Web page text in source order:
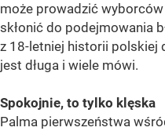
może prowadzić
skłonić do podejmowania
z 18-letniej historii polskiej
jest długa i wiele mówi.
Spokojnie, to tylko klęska
Palma pierwszeństwa